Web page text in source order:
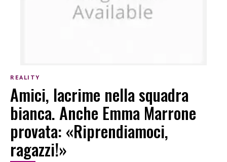
REALITY
Amici, lacrime nella squadra
bianca. Anche Emma Marrone
provata: «Riprendiamoci,
ragazzi!»